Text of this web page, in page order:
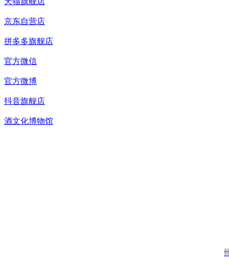
京东自营店
拼多多旗舰店
官方微信
官方微博
抖音旗舰店
酒文化博物馆
返
首